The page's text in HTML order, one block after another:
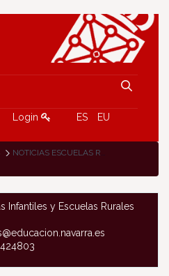
Login ES EU
NOTICIAS ESCUELAS RURALES
Infantiles y Escuelas Rurales